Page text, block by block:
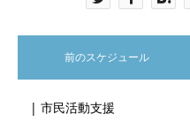
前のスケジュール
| 市民活動支援